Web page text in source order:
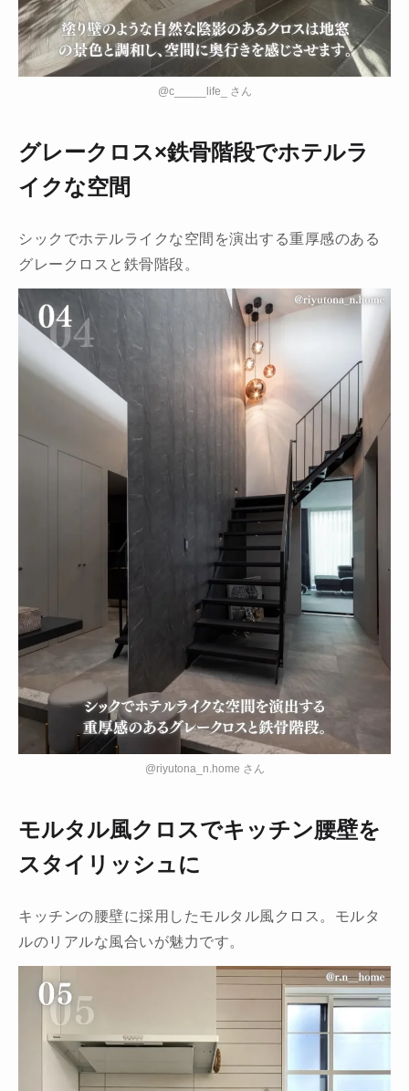
@c_____life_ さん
グレークロス×鉄骨階段でホテルラ
イクな空間
シックでホテルライクな空間を演出する重厚感のある
グレークロスと鉄骨階段。
@riyutona_n.home さん
モルタル風クロスでキッチン腰壁を
スタイリッシュに
キッチンの腰壁に採用したモルタル風クロス。モルタ
ルのリアルな風合いが魅力です。